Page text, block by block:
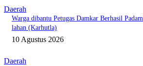
Daerah
Warga dibantu Petugas Damkar Berhasil
lahan (Karhutla)
10 Agustus 2026
Daerah